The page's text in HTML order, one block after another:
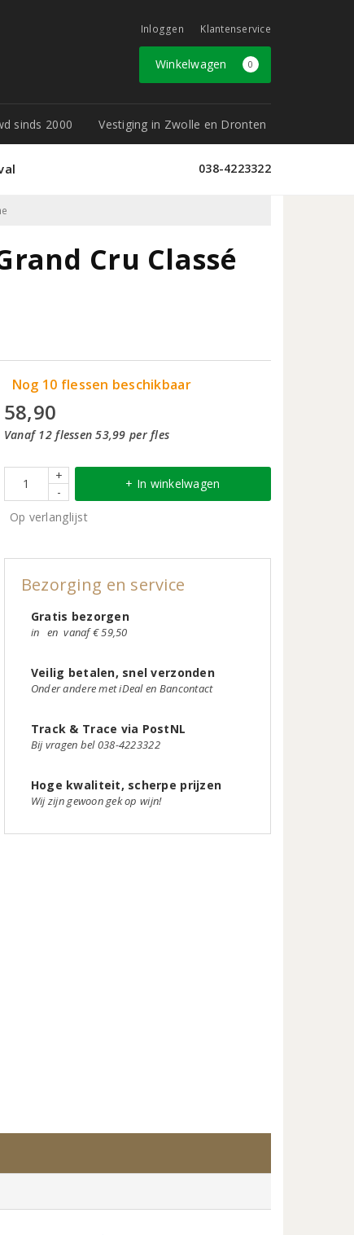
Inloggen Klantenservice
Winkelwagen 0
sinds 2000 Vestiging in Zwolle en Dronten
038-4223322
Cru Classé
Nog 10 flessen beschikbaar
58,90
Vanaf 12 flessen 53,99 per fles
+
-
+ In winkelwagen
Op verlanglijst
Bezorging en service
Gratis bezorgen
in en vanaf € 59,50
Veilig betalen, snel verzonden
Onder andere met iDeal en Bancontact
Track & Trace via PostNL
Bij vragen bel 038-4223322
Hoge kwaliteit, scherpe prijzen
Wij zijn gewoon gek op wijn!